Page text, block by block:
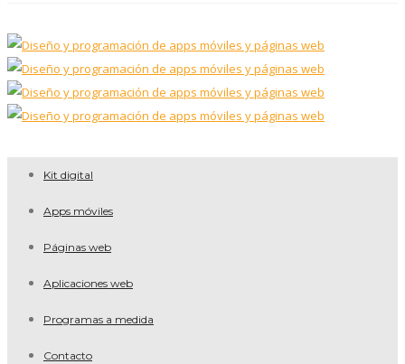
Kit digital
Apps móviles
Páginas web
Aplicaciones web
Programas a medida
Contacto